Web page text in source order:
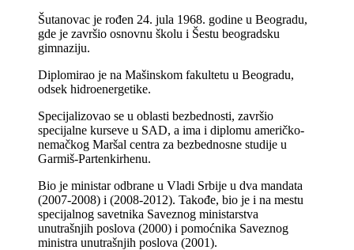
Šutanovac je rođen 24. jula 1968. godine u Beogradu,
gde je završio osnovnu školu i Šestu beogradsku
gimnaziju.
Diplomirao je na Mašinskom fakultetu u Beogradu,
odsek hidroenergetike.
Specijalizovao se u oblasti bezbednosti, završio
specijalne kurseve u SAD, a ima i diplomu američko-
nemačkog Maršal centra za bezbednosne studije u
Garmiš-Partenkirhenu.
Bio je ministar odbrane u Vladi Srbije u dva mandata
(2007-2008) i (2008-2012). Takođe, bio je i na mestu
specijalnog savetnika Saveznog ministarstva
unutrašnjih poslova (2000) i pomoćnika Saveznog
ministra unutrašnjih poslova (2001).